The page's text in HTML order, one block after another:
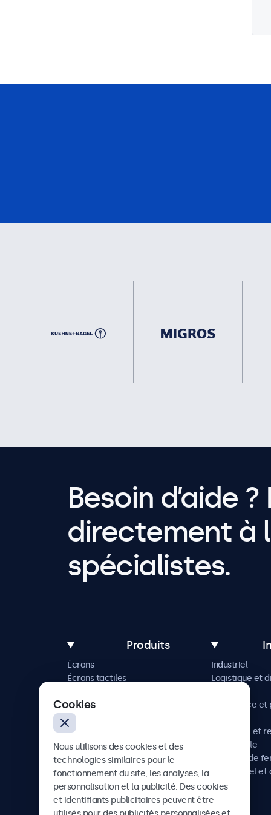
Besoin d’aide
directement à
spécialistes.
Produits
Écrans
Écrans tactiles
Solutions sur mesure
Industriel
Logistique et
Commerce et
Hôtellerie et
Automobile
Chemins de
Audiovisuel
Santé
Cookies
Nous utilisons des cookies et des
technologies similaires pour le
fonctionnement du site, les analyses, la
personnalisation et la publicité. Des cookies
et identifiants publicitaires peuvent être